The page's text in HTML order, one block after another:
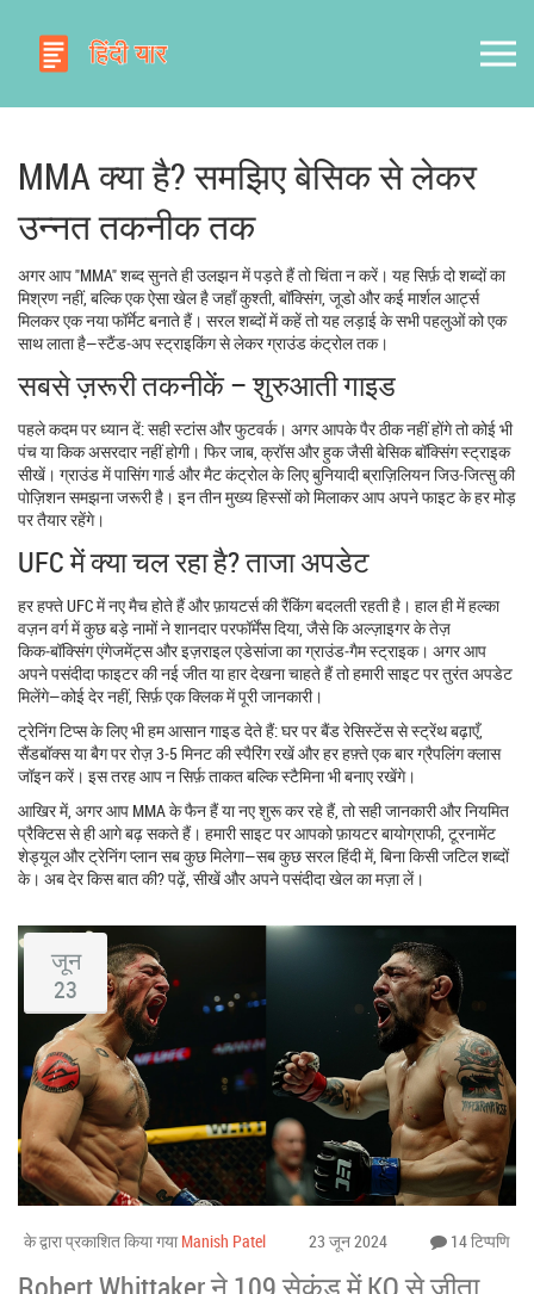
MMA क्या है? समझिए बेसिक से लेकर
उन्नत तकनीक तक
अगर आप "MMA" शब्द सुनते ही उलझन में पड़ते हैं तो चिंता न करें। यह सिर्फ़ दो शब्दों का
मिश्रण नहीं, बल्कि एक ऐसा खेल है जहाँ कुश्ती, बॉक्सिंग, जूडो और कई मार्शल आर्ट्स
मिलकर एक नया फॉर्मेट बनाते हैं। सरल शब्दों में कहें तो यह लड़ाई के सभी पहलुओं को एक
साथ लाता है—स्टैंड‑अप स्ट्राइकिंग से लेकर ग्राउंड कंट्रोल तक।
सबसे ज़रूरी तकनीकें – शुरुआती गाइड
पहले कदम पर ध्यान दें: सही स्टांस और फुटवर्क। अगर आपके पैर ठीक नहीं होंगे तो कोई भी
पंच या किक असरदार नहीं होगी। फिर जाब, क्रॉस और हुक जैसी बेसिक बॉक्सिंग स्ट्राइक
सीखें। ग्राउंड में पासिंग गार्ड और मैट कंट्रोल के लिए बुनियादी ब्राज़िलियन जिउ‑जित्सु की
पोज़िशन समझना जरूरी है। इन तीन मुख्य हिस्सों को मिलाकर आप अपने फाइट के हर मोड़
पर तैयार रहेंगे।
UFC में क्या चल रहा है? ताजा अपडेट
हर हफ्ते UFC में नए मैच होते हैं और फ़ायटर्स की रैंकिंग बदलती रहती है। हाल ही में हल्का
वज़न वर्ग में कुछ बड़े नामों ने शानदार परफॉर्मेंस दिया, जैसे कि अल्ज़ाइगर के तेज़
किक‑बॉक्सिंग एंगेजमेंट्स और इज़राइल एडेसांजा का ग्राउंड‑गैम स्ट्राइक। अगर आप
अपने पसंदीदा फाइटर की नई जीत या हार देखना चाहते हैं तो हमारी साइट पर तुरंत अपडेट
मिलेंगे—कोई देर नहीं, सिर्फ़ एक क्लिक में पूरी जानकारी।
ट्रेनिंग टिप्स के लिए भी हम आसान गाइड देते हैं: घर पर बैंड रेसिस्टेंस से स्ट्रेंथ बढ़ाएँ,
सैंडबॉक्स या बैग पर रोज़ 3‑5 मिनट की स्पैरिंग रखें और हर हफ़्ते एक बार ग्रैपलिंग क्लास
जॉइन करें। इस तरह आप न सिर्फ़ ताकत बल्कि स्टैमिना भी बनाए रखेंगे।
आखिर में, अगर आप MMA के फैन हैं या नए शुरू कर रहे हैं, तो सही जानकारी और नियमित
प्रैक्टिस से ही आगे बढ़ सकते हैं। हमारी साइट पर आपको फ़ायटर बायोग्राफी, टूरनामेंट
शेड्यूल और ट्रेनिंग प्लान सब कुछ मिलेगा—सब कुछ सरल हिंदी में, बिना किसी जटिल शब्दों
के। अब देर किस बात की? पढ़ें, सीखें और अपने पसंदीदा खेल का मज़ा लें।
जून
23
के द्वारा प्रकाशित किया गया Manish Patel 23 जून 2024 14 टिप्पणि